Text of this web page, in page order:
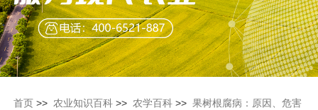
首页 >> 农业知识百科 >> 农学百科 >> 果树根腐病：原因、危害